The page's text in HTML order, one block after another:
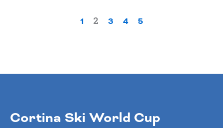
1 2 3 4 5
Cortina Ski World Cup